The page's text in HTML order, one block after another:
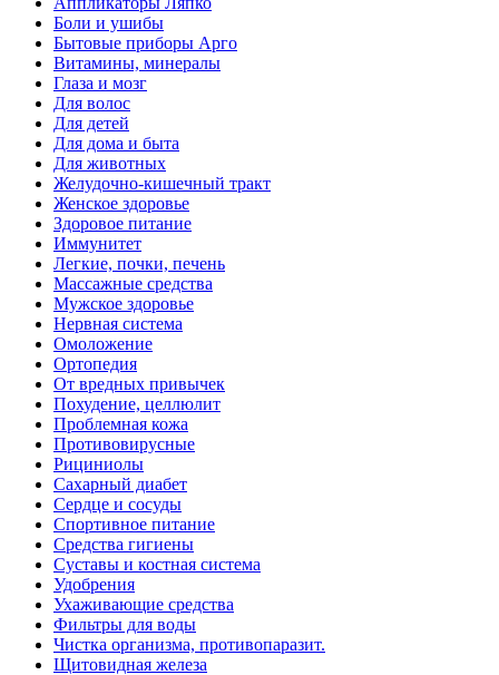
Боли и ушибы
Бытовые приборы Арго
Витамины, минералы
Глаза и мозг
Для волос
Для детей
Для дома и быта
Для животных
Желудочно-кишечный тракт
Женское здоровье
Здоровое питание
Иммунитет
Легкие, почки, печень
Массажные средства
Мужское здоровье
Нервная система
Омоложение
Ортопедия
От вредных привычек
Похудение, целлюлит
Проблемная кожа
Противовирусные
Рициниолы
Сахарный диабет
Сердце и сосуды
Спортивное питание
Средства гигиены
Суставы и костная система
Удобрения
Ухаживающие средства
Фильтры для воды
Чистка организма, противопаразит.
Щитовидная железа